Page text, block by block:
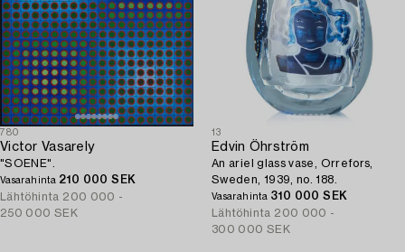
780
Victor Vasarely
"SOENE".
Vasarahinta 210 000 SEK
Lähtöhinta 200 000 -
250 000 SEK
13
Edvin Öhrström
An ariel glass vase, Orrefors,
Sweden, 1939, no. 188.
Vasarahinta 310 000 SEK
Lähtöhinta 200 000 -
300 000 SEK